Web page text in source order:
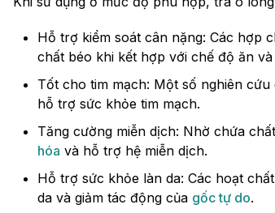
Hỗ trợ kiểm soát cân nặng: Các hợp
chất béo khi kết hợp với chế độ ăn
Tốt cho tim mạch: Một số nghiên
hỗ trợ sức khỏe tim mạch.
Tăng cường miễn dịch: Nhờ chứa
hóa và hỗ trợ hệ miễn dịch.
Hỗ trợ sức khỏe làn da: Các hoạt
da và giảm tác động của gốc tự do.